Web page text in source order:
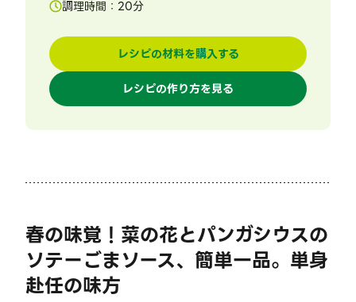
調理時間： 20分
レシピの材料を購入する
レシピの作り方を見る
春の味覚！菜の花とパンガシウスの
ソテーごまソース、簡単一品。単身
赴任の味方